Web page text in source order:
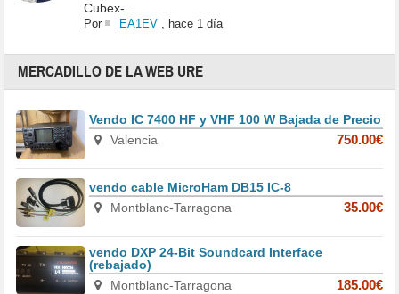
Cubex-...
Por EA1EV, hace 1 día
MERCADILLO DE LA WEB URE
Vendo IC 7400 HF y VHF 100 W Bajada de Precio
Valencia
750.00€
vendo cable MicroHam DB15 IC-8
Montblanc-Tarragona
35.00€
vendo DXP 24-Bit Soundcard Interface
(rebajado)
Montblanc-Tarragona
185.00€